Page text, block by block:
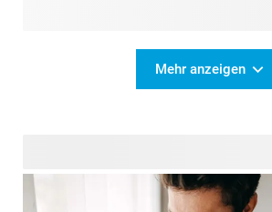
Mehr anzeigen